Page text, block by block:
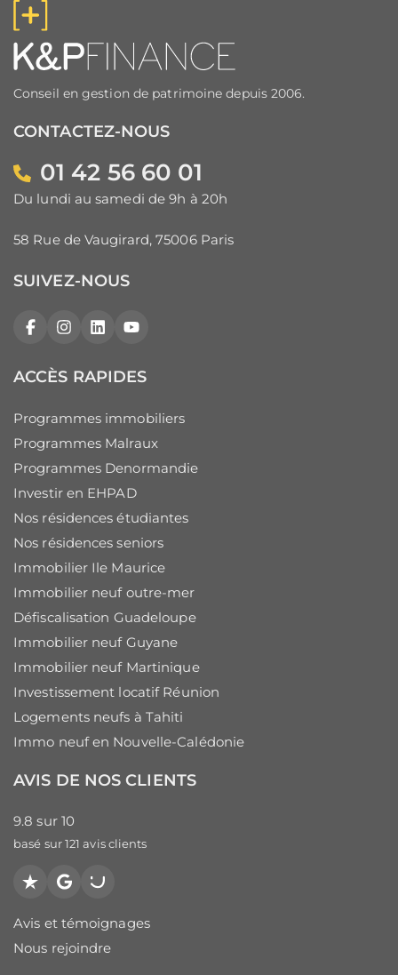
Conseil en gestion de patrimoine depuis 2006.
CONTACTEZ-NOUS
01 42 56 60 01
Du lundi au samedi de 9h à 20h
58 Rue de Vaugirard, 75006 Paris
SUIVEZ-NOUS
FacebookInstagram
LinkedInYouTube
ACCÈS RAPIDES
Programmes immobiliers
Programmes Malraux
Programmes Denormandie
Investir en EHPAD
Nos résidences étudiantes
Nos résidences seniors
Immobilier Ile Maurice
Immobilier neuf outre-mer
Défiscalisation Guadeloupe
Immobilier neuf Guyane
Immobilier neuf Martinique
Investissement locatif Réunion
Logements neufs à Tahiti
Immo neuf en Nouvelle-Calédonie
AVIS DE NOS CLIENTS
9.8 sur 10
basé sur 121 avis clients
Trustpilot
GooglePagesJaunes
Avis et témoignages
Nous rejoindre